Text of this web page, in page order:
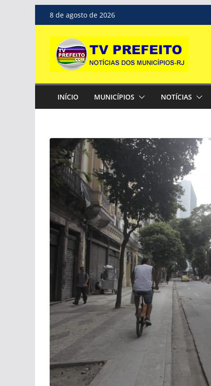
Pular
para
conteúdo
8 de agosto de 2026
INÍCIO MUNICÍPIOS NOTÍCIAS